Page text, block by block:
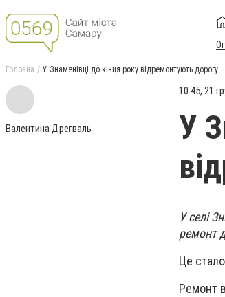
Головна У Знаменівці до кінця року відремонтують дорогу
Валентина Дрегваль
10:45, 21
У
У селі
ремонт
Це
Ремонт